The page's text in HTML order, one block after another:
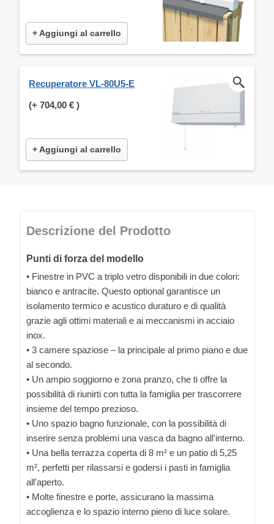
+ Aggiungi al carrello
Recuperatore VL-80U5-E
(+ 704,00 € )
+ Aggiungi al carrello
Descrizione del Prodotto
Punti di forza del modello
• Finestre in PVC a triplo vetro disponibili in due colori:
bianco e antracite. Questo optional garantisce un
isolamento termico e acustico duraturo e di qualità
grazie agli ottimi materiali e ai meccanismi in acciaio
inox.
• 3 camere spaziose – la principale al primo piano e due
al secondo.
• Un ampio soggiorno e zona pranzo, che ti offre la
possibilità di riunirti con tutta la famiglia per trascorrere
insieme del tempo prezioso.
• Uno spazio bagno funzionale, con la possibilità di
inserire senza problemi una vasca da bagno all'interno.
• Una bella terrazza coperta di 8 m² e un patio di 5,25
m², perfetti per rilassarsi e godersi i pasti in famiglia
all'aperto.
• Molte finestre e porte, assicurano la massima
accoglienza e lo spazio interno pieno di luce solare.